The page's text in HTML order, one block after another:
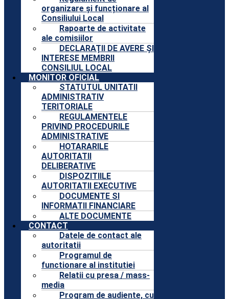
organizare și funcționare al
Consiliului Local
Rapoarte de activitate
ale comisiilor
DECLARAȚII DE AVERE ȘI
INTERESE MEMBRII
CONSILIUL LOCAL
MONITOR OFICIAL
STATUTUL UNITATII
ADMINISTRATIV
TERITORIALE
REGULAMENTELE
PRIVIND PROCEDURILE
ADMINISTRATIVE
HOTARARILE
AUTORITATII
DELIBERATIVE
DISPOZITIILE
AUTORITATII EXECUTIVE
DOCUMENTE SI
INFORMATII FINANCIARE
ALTE DOCUMENTE
CONTACT
Datele de contact ale
autoritatii
Programul de
functionare al institutiei
Relatii cu presa / mass-
media
Program de audiente, cu